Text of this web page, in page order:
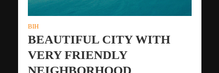
BIH
BEAUTIFUL CITY WITH
VERY FRIENDLY
NEIGHBORHOOD